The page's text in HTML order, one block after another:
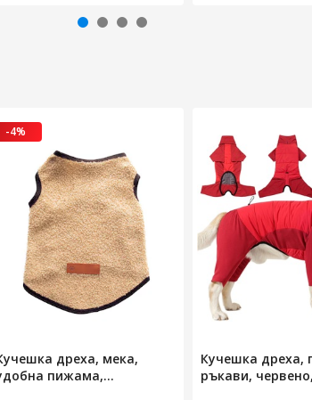
-4%
дреха, мека,
пижама,
Кучешка дреха,
ръкави,